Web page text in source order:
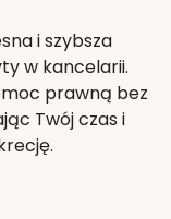
i szybsza
w kancelarii.
prawną bez
Twój czas i